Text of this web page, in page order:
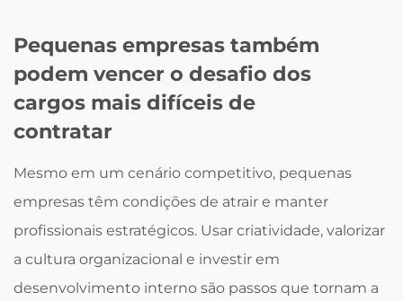
Pequenas empresas também
podem vencer o desafio dos
cargos mais difíceis de
contratar
Mesmo em um cenário competitivo, pequenas
empresas têm condições de atrair e manter
profissionais estratégicos. Usar criatividade, valorizar
a cultura organizacional e investir em
desenvolvimento interno são passos que tornam a